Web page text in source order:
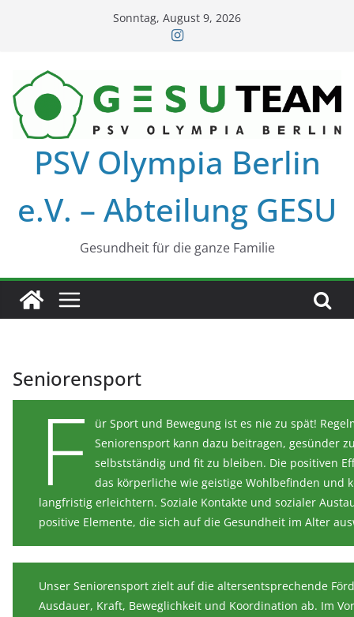
Sonntag, August 9, 2026
PSV Olympia Berlin
e.V. – Abteilung GESU
Gesundheit für die ganze Familie
Seniorensport
F
ür Sport und Bewegung ist es nie zu spät!
Seniorensport kann dazu beitragen, gesünder
selbstständig und fit zu bleiben. Die positiven
das körperliche wie geistige Wohlbefinden und
langfristig erleichtern. Soziale Kontakte und sozialer
positive Elemente, die sich auf die Gesundheit im Alter
Unser Seniorensport zielt auf die altersentsprechende
Ausdauer, Kraft, Beweglichkeit und Koordination ab. Im